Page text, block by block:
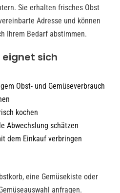
Sie erhalten frisches Obst
Adresse und können
Ihrem Bedarf abstimmen.
eignet sich
Obst- und Gemüseverbrauch
kochen
Abwechslung schätzen
dem Einkauf verbringen
eine Gemüsekiste oder
anfragen.